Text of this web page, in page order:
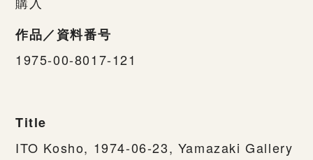
作品／資料番号
1975-00-8017-121
Title
ITO Kosho, 1974-06-23, Yamazaki Gallery